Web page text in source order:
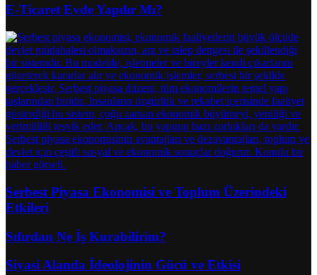
E-Ticaret Evde Yapılır Mı?
Serbest Piyasa Ekonomisi ve Toplum Üzerindeki
Etkileri
Sıfırdan Ne İş Kurabilirim?
Siyasi Alanda İdeolojinin Gücü ve Etkisi